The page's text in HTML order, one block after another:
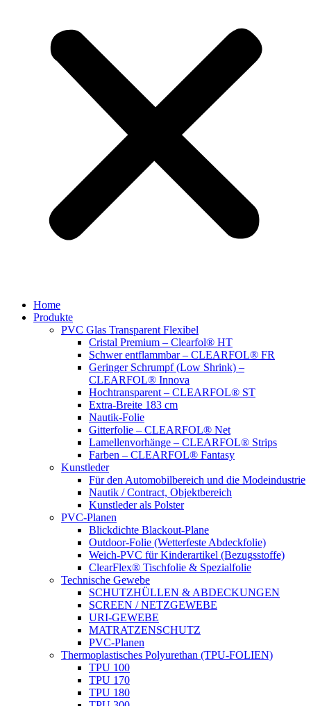
Home
Produkte
PVC Glas Transparent Flexibel
Cristal Premium – Clearfol® HT
Schwer entflammbar – CLEARFOL® FR
Geringer Schrumpf (Low Shrink) –
CLEARFOL® Innova
Hochtransparent – CLEARFOL® ST
Extra-Breite 183 cm
Nautik-Folie
Gitterfolie – CLEARFOL® Net
Lamellenvorhänge – CLEARFOL® Strips
Farben – CLEARFOL® Fantasy
Kunstleder
Für den Automobilbereich und die Modeindustrie
Nautik / Contract, Objektbereich
Kunstleder als Polster
PVC-Planen
Blickdichte Blackout-Plane
Outdoor-Folie (Wetterfeste Abdeckfolie)
Weich-PVC für Kinderartikel (Bezugsstoffe)
ClearFlex® Tischfolie & Spezialfolie
Technische Gewebe
SCHUTZHÜLLEN & ABDECKUNGEN
SCREEN / NETZGEWEBE
URI-GEWEBE
MATRATZENSCHUTZ
PVC-Planen
Thermoplastisches Polyurethan (TPU-FOLIEN)
TPU 100
TPU 170
TPU 180